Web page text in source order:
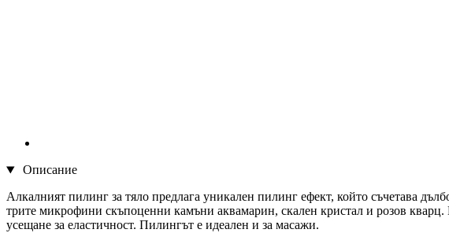
Описание
Алкалният пилинг за тяло предлага уникален пилинг ефект, който съчетава
трите микрофини скъпоценни камъни аквамарин, скален кристал и розов кварц.
усещане за еластичност. Пилингът е идеален и за масажи.